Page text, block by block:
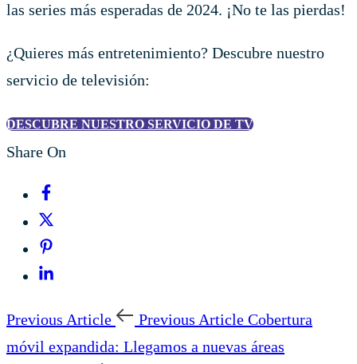
las series más esperadas de 2024. ¡No te las pierdas!
¿Quieres más entretenimiento? Descubre nuestro
servicio de televisión:
DESCUBRE NUESTRO SERVICIO DE TV
Share On
Previous Article Previous Article Cobertura
móvil expandida: Llegamos a nuevas áreas